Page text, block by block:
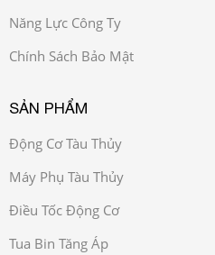
Năng Lực Công Ty
Chính Sách Bảo Mật
SẢN PHẨM
Động Cơ Tàu Thủy
Máy Phụ Tàu Thủy
Điều Tốc Động Cơ
Tua Bin Tăng Áp